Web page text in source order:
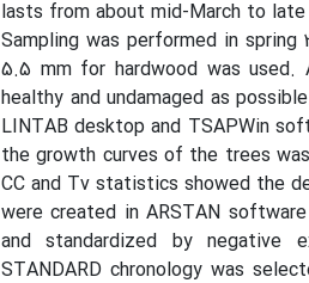
lasts from about mid-March to
Sampling was performed in
5.5 mm for hardwood was used.
healthy and undamaged as
LINTAB desktop and TSAPWin
the growth curves of the trees
CC and Tv statistics showed the
were created in ARSTAN
and standardized by negative
STANDARD chronology was